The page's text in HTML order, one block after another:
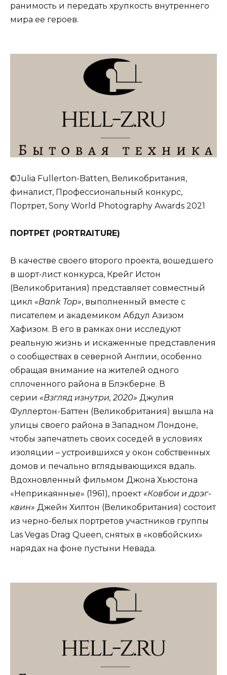
ранимость и передать хрупкость внутреннего
мира ее героев.
©Julia Fullerton-Batten, Великобритания,
финалист, Профессиональный конкурс,
Портрет, Sony World Photography Awards 2021
ПОРТРЕТ (PORTRAITURE)
В качестве своего второго проекта, вошедшего
в шорт-лист конкурса, Крейг Истон
(Великобритания) представляет совместный
цикл «Bank Top», выполненный вместе с
писателем и академиком Абдул Азизом
Хафизом. В его в рамках они исследуют
реальную жизнь и искаженные представления
о сообществах в северной Англии, особенно
обращая внимание на жителей одного
сплоченного района в Блэкберне. В
серии «Взгляд изнутри, 2020» Джулия
Фуллертон-Баттен (Великобритания) вышла на
улицы своего района в Западном Лондоне,
чтобы запечатлеть своих соседей в условиях
изоляции – устроившихся у окон собственных
домов и печально вглядывающихся вдаль.
Вдохновленный фильмом Джона Хьюстона
«Неприкаянные» (1961), проект «Ковбои и дрэг-
квин» Джейн Хилтон (Великобритания) состоит
из черно-белых портретов участников группы
Las Vegas Drag Queen, снятых в «ковбойских»
нарядах на фоне пустыни Невада.